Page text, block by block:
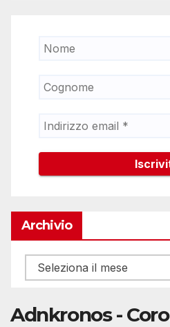
Archivio
Archivio
Adnkronos -